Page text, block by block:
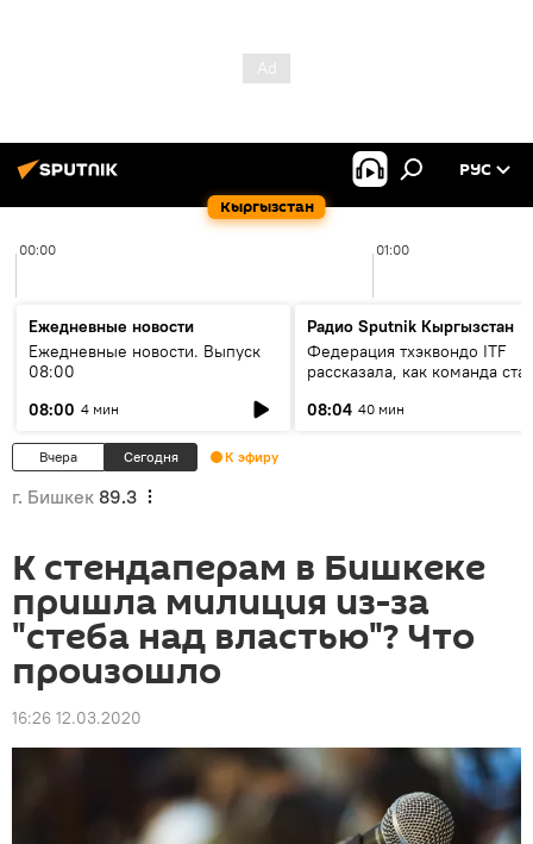
Кыргызстан
РУС
00:00 01:00
Ежедневные новости
Ежедневные новости. Выпуск
08:00
08:00 4 мин
Радио Sputnik Кыргызстан
Федерация тхэквондо ITF
рассказала, как команда
08:04 40 мин
Вчера Сегодня К эфиру
г. Бишкек 89.3
К стендаперам в Бишкеке
пришла милиция из-за
"стеба над властью"? Что
произошло
16:26 12.03.2020